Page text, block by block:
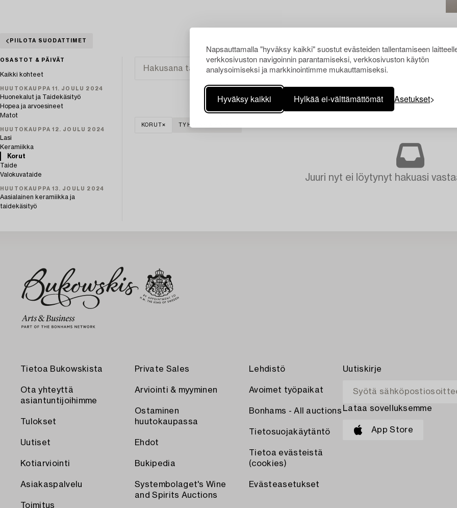
Napsauttamalla "hyväksy kaikki" suostut evästeiden tallentamiseen
verkkosivuston navigoinnin parantamiseksi, verkkosivuston käytön
analysoimiseksi ja markkinointimme mukauttamiseksi.
Hyväksy kaikki Hylkää ei-välttämättömät Asetukset
PIILOTA SUODATTIMET
OSASTOT & PÄIVÄT
Kaikki kohteet
HUUTOKAUPPA 11. JOULU 2024
Huonekalut ja Taidekäsityö
Hopea ja arvoesineet
Matot
HUUTOKAUPPA 12. JOULU 2024
Lasi
Keramiikka
Korut
Taide
Valokuvataide
HUUTOKAUPPA 13. JOULU 2024
Aasialainen keramiikka ja
taidekäsityö
KORUT TYHJENNÄ KAIKKI
Juuri nyt ei löytynyt hakuasi
Tietoa Bukowskista
Ota yhteyttä
asiantuntijoihimme
Tulokset
Uutiset
Kotiarviointi
Asiakaspalvelu
Toimitus
Private Sales
Arviointi & myyminen
Ostaminen
huutokaupassa
Ehdot
Bukipedia
Systembolaget's Wine
and Spirits Auctions
Lehdistö
Avoimet työpaikat
Bonhams - All auctions
Tietosuojakäytäntö
Tietoa evästeistä
(cookies)
Evästeasetukset
Uutiskirje
Lataa sovelluksemme
App Store